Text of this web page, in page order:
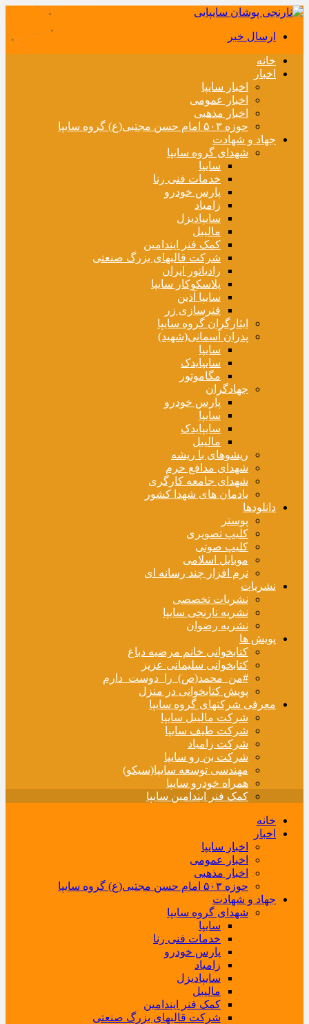
ارسال خبر
خانه
اخبار
اخبار سایپا
اخبار عمومی
اخبار مذهبی
حوزه ۵۰۳ امام حسن مجتبی(ع) گروه سایپا
جهاد و شهادت
شهدای گروه سایپا
سایپا
خدمات فنی رنا
پارس خودرو
زامیاد
سایپادیزل
مالیبل
کمک فنر ایندامین
شرکت قالبهای بزرگ صنعتی
رادیاتور ایران
پلاسکوکار سایپا
سایپا آذین
فنرسازی زر
ایثارگران گروه سایپا
پدران آسمانی(شهید)
سایپا
سایپایدک
مگاموتور
جهادگران
پارس خودرو
سایپا
سایپایدک
مالیبل
ریشوهای با ریشه
شهدای مدافع حرم
شهدای جامعه کارگری
یادمان های شهدا کشور
دانلودها
پوستر
کلیپ تصویری
کلیپ صوتی
موبایل اسلامی
نرم افزار چند رسانه ای
نشریات
نشریات تخصصی
نشریه نارنجی سایپا
نشریه رضوان
پویش ها
کتابخوانی خانم مرضیه دباغ
کتابخوانی سلیمانی عزیز
#من_محمد(ص)_را_دوست_دارم
پویش کتابخوانی در منزل
معرفی شرکتهای گروه سایپا
شرکت مالیبل سایپا
شرکت طیف سایپا
شرکت زامیاد
شرکت بن رو سایپا
مهندسی توسعه سایپا(سیکو)
همراه خودرو سایپا
کمک فنر ایندامین سایپا
خانه
اخبار
اخبار سایپا
اخبار عمومی
اخبار مذهبی
حوزه ۵۰۳ امام حسن مجتبی(ع) گروه سایپا
جهاد و شهادت
شهدای گروه سایپا
سایپا
خدمات فنی رنا
پارس خودرو
زامیاد
سایپادیزل
مالیبل
کمک فنر ایندامین
شرکت قالبهای بزرگ صنعتی